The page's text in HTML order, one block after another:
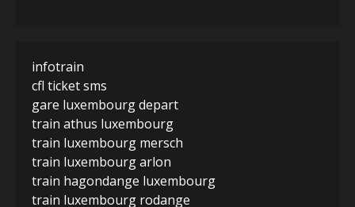
infotrain
cfl ticket sms
gare luxembourg depart
train athus luxembourg
train luxembourg mersch
train luxembourg arlon
train hagondange luxembourg
train luxembourg rodange